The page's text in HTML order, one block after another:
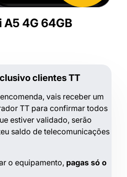
4G 64GB
clientes TT
vais receber um
TT para confirmar todos
estiver validado, serão
saldo de telecomunicações
o equipamento, pagas só o